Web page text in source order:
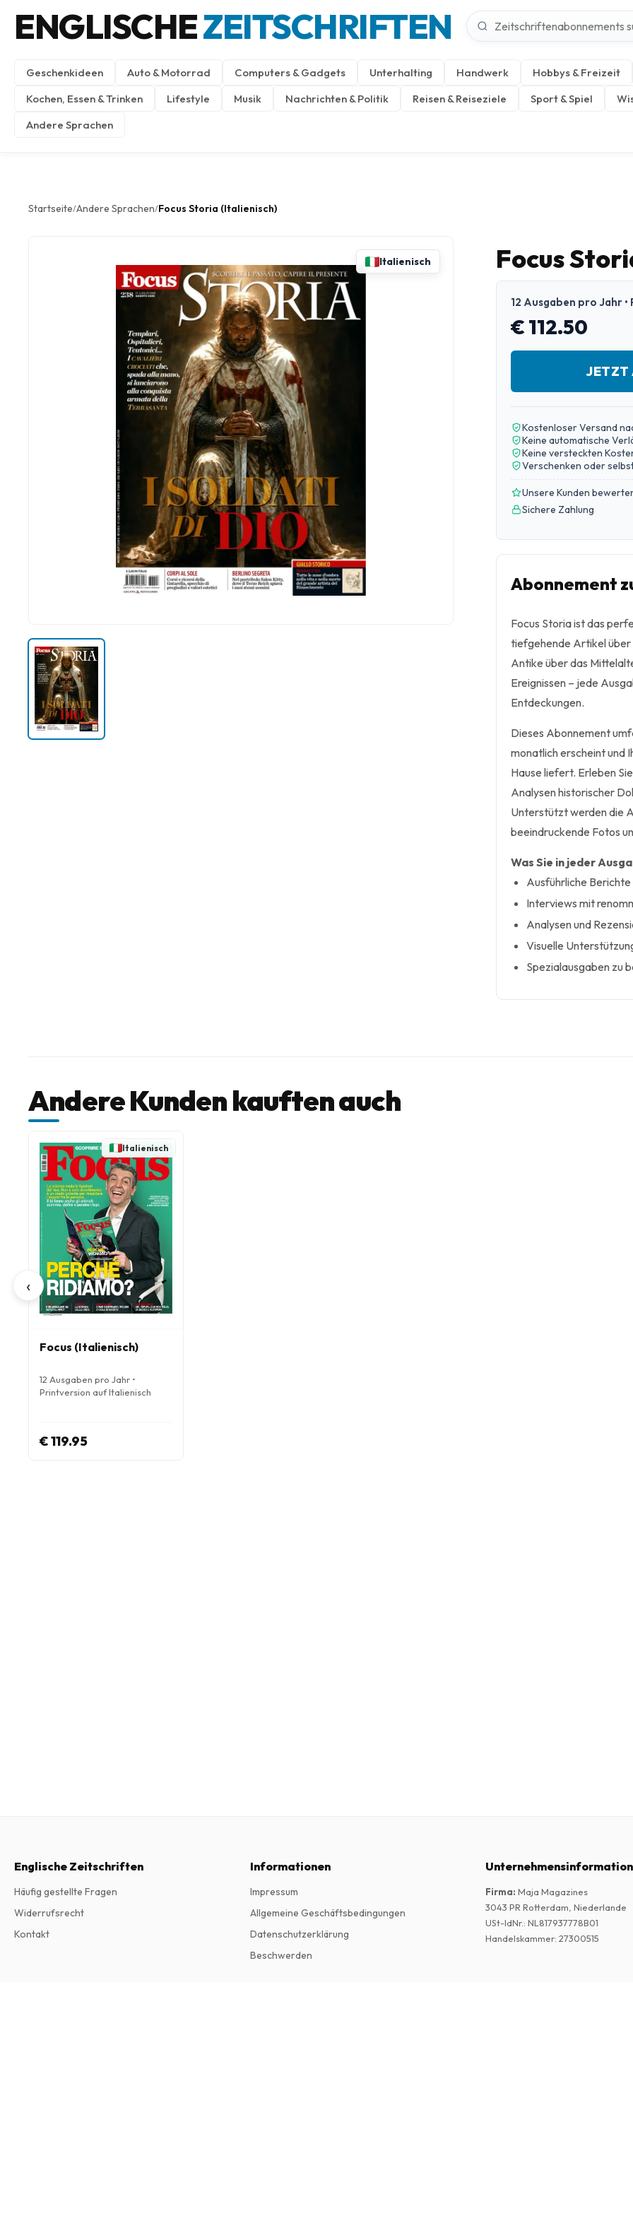
ENGLISCHEZEITSCHRIFTEN
Geschenkideen Auto & Motorrad Computers & Gadgets Unterhalting Handwerk
Hobbys & Freizeit
Kochen, Essen & Trinken
Lifestyle Musik Nachrichten & Politik Reisen & Reiseziele Sport & Spiel
Andere Sprachen
Startseite/Andere Sprachen/Focus Storia (Italienisch)
Italienisch Focus
12 Ausgaben pro Jahr
€ 112.50
JETZT
Kostenloser Versand
Keine automatische
Keine versteckten
Verschenken oder
Unsere Kunden
Sichere Zahlung
Abonnement
Focus Storia ist das
tiefgehende Artikel über
Antike über das
Ereignissen – jede
Entdeckungen.
Dieses Abonnement
monatlich erscheint und
Hause liefert. Erleben
Analysen historischer
Unterstützt werden die
beeindruckende Fotos
Was Sie in jeder
Ausführliche
Interviews mit
Analysen und
Visuelle
Spezialausgaben zu
Andere Kunden kauften auch
‹
Italienisch
Focus (Italienisch)
12 Ausgaben pro Jahr •
Printversion auf Italienisch
€ 119.95
Englische Zeitschriften
Häufig gestellte Fragen
Widerrufsrecht
Kontakt
Informationen
Impressum
Allgemeine Geschäftsbedingungen
Datenschutzerklärung
Beschwerden
Firma: Maja Magazines
3043 PR Rotterdam, Niederlande
USt-IdNr.: NL817937778B01
Handelskammer: 27300515